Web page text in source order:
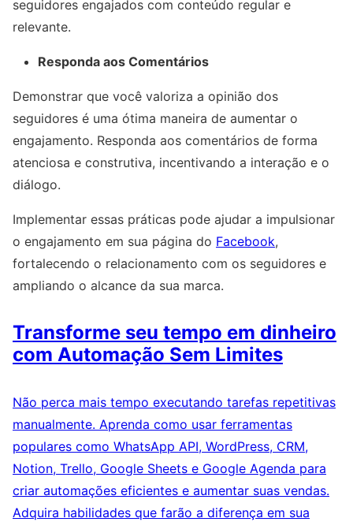
seguidores engajados com conteúdo regular e
relevante.
Responda aos Comentários
Demonstrar que você valoriza a opinião dos
seguidores é uma ótima maneira de aumentar o
engajamento. Responda aos comentários de forma
atenciosa e construtiva, incentivando a interação e o
diálogo.
Implementar essas práticas pode ajudar a impulsionar
o engajamento em sua página do Facebook,
fortalecendo o relacionamento com os seguidores e
ampliando o alcance da sua marca.
Transforme seu tempo em dinheiro
com Automação Sem Limites
Não perca mais tempo executando tarefas repetitivas
manualmente. Aprenda como usar ferramentas
populares como WhatsApp API, WordPress, CRM,
Notion, Trello, Google Sheets e Google Agenda para
criar automações eficientes e aumentar suas vendas.
Adquira habilidades que farão a diferença em sua